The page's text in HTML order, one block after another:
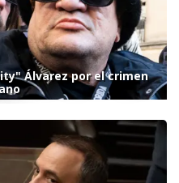
Álvarez por el crimen